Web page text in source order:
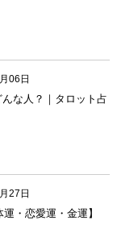
06日
な人？｜タロット占
27日
・恋愛運・金運】